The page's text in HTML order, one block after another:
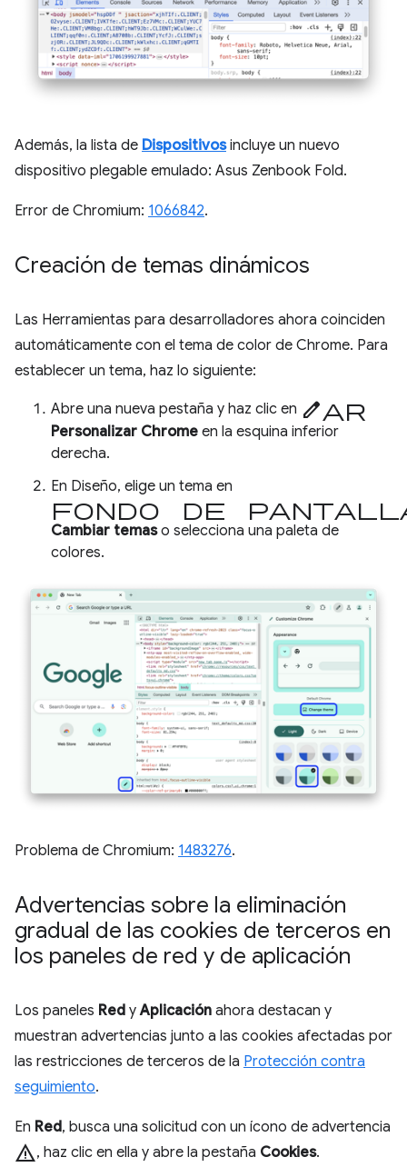
Además, la lista de Dispositivosincluye un nuevo
dispositivo plegable emulado: Asus Zenbook Fold.
Error de Chromium: 1066842.
Creación de temas dinámicos
Las Herramientas para desarrolladores ahora coinciden
automáticamente con el tema de color de Chrome. Para
establecer un tema, haz lo siguiente:
Abre una nueva pestaña y haz clic en Editar
Personalizar Chrome en la esquina inferior
derecha.
En Diseño, elige un tema en
Fondo de
Cambiar temaso selecciona una paleta de
colores.
Problema de Chromium: 1483276.
Advertencias sobre la eliminación
gradual de las cookies de terceros en
los paneles de red y de aplicación
Los paneles Red yAplicación ahora destacan y
muestran advertencias junto a las cookies afectadas por
las restricciones de terceros de la Protección contra
seguimiento.
En Red, busca una solicitud con un ícono de advertencia
warning, haz clic en ella y abre la pestaña Cookies.